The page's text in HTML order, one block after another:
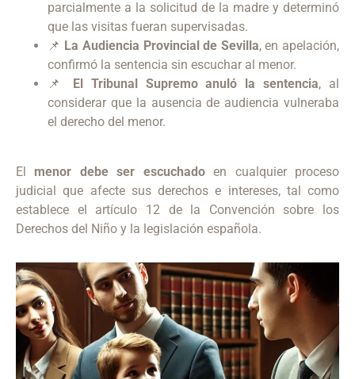
parcialmente a la solicitud de la madre y determinó
que las visitas fueran supervisadas.
📌 La Audiencia Provincial de Sevilla, en apelación,
confirmó la sentencia sin escuchar al menor.
📌
El Tribunal Supremo anuló la sentencia, al
considerar que la ausencia de audiencia vulneraba
el derecho del menor.
El menor debe ser escuchadoen cualquier proceso
judicial que afecte sus derechos e intereses, tal como
establece el artículo 12 de la Convención sobre los
Derechos del Niño y la legislación española.